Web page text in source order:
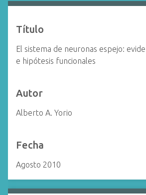
Título
El sistema de neuronas espejo:
e hipótesis funcionales
Autor
Alberto A. Yorio
Fecha
Agosto 2010